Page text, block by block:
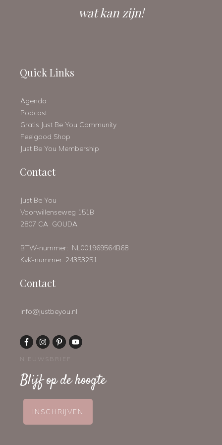
wat kan zijn!
Quick Links
Agenda
Podcast
Gratis Just Be You Community
Feelgood Shop
Just Be You Membership
Contact
Just Be You
Voorwillenseweg 151B
2807 CA GOUDA
BTW-nummer: NL001969564B68
KvK-nummer: 24353251
Contact
info@justbeyou.nl
NIEUWSBRIEF
Blijf op de hoogte
INSCHRIJVEN